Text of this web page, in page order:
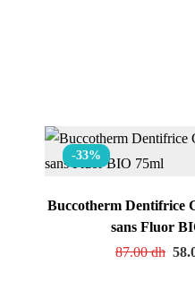
-33%
Buccotherm Dentifrice
sans Fluor
87.00dh